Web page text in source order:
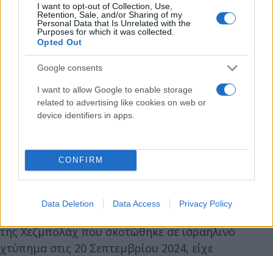
I want to opt-out of Collection, Use,
Retention, Sale, and/or Sharing of my
Personal Data that Is Unrelated with the
Purposes for which it was collected.
Opted Out
Google consents
I want to allow Google to enable storage
related to advertising like cookies on web or
device identifiers in apps.
CONFIRM
Data Deletion Data Access Privacy Policy
στο Ισραήλ, διεισδύοντας στα αμυντικά του
συστήματα, τα οποία είχαν επικεντρωθεί κυρίως
στους πυραύλους.
Ηγήθηκε της μονάδας
πυραύλων της Χεζμπολάχ. Ο ισραηλινός στρατός
σημειώνει ότι ο Κουμπάισι σχεδίαζε την απαγωγή
στα βόρεια σύνορα το 2000, τα σώματα των οποίων
επεστράφησαν σε ανταλλαγή αιχμαλώτων με τη
Χεζμπολάχ τέσσερα χρόνια αργότερα.
της Χεζμπολάχ που σκοτώθηκε σε ισραηλινό
χτύπημα στις 20 Σεπτεμβρίου 2024, είχε